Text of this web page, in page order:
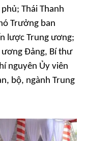
Thái Thanh
Trưởng ban
lược Trung ương;
ương Đảng, Bí thư
nguyên Ủy viên
bộ, ngành Trung